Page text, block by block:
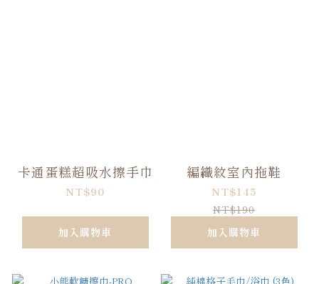
卡通蛋糕超吸水擦手巾
NT$90
加入購物車
編織紋室內拖鞋
NT$145
NT$190
加入購物車